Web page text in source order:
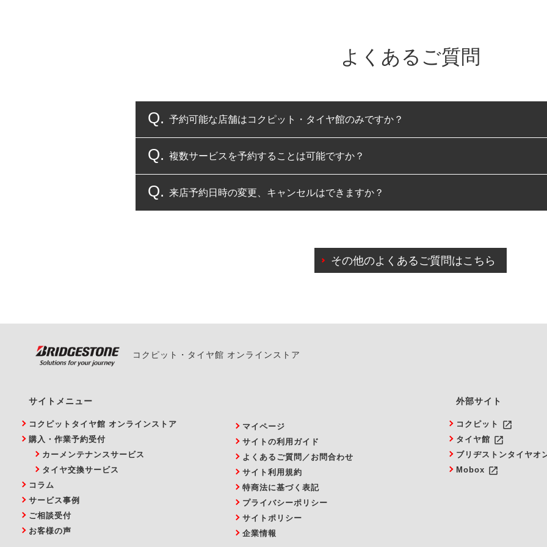
よくあるご質問
予約可能な店舗はコクピット・タイヤ館のみですか？
コクピット・タイヤ館のみとなります。
複数サービスを予約することは可能ですか？
複数サービスのご予約は可能です。
来店予約日時の変更、キャンセルはできますか？
また、やむを得ない事由によりご予約のキャンセルをご希望の際は、直接ご予約いた
その他のよくあるご質問はこちら
コクピット・タイヤ館 オンラインストア
サイトメニュー
コクピットタイヤ館 オンラインストア
購入・作業予約受付
カーメンテナンスサービス
タイヤ交換サービス
コラム
サービス事例
ご相談受付
お客様の声
マイページ
サイトの利用ガイド
よくあるご質問／お問合わせ
サイト利用規約
特商法に基づく表記
プライバシーポリシー
サイトポリシー
企業情報
外部サイト
コクピット launch
タイヤ館 launch
ブリヂストンタイヤオ
Mobox launch